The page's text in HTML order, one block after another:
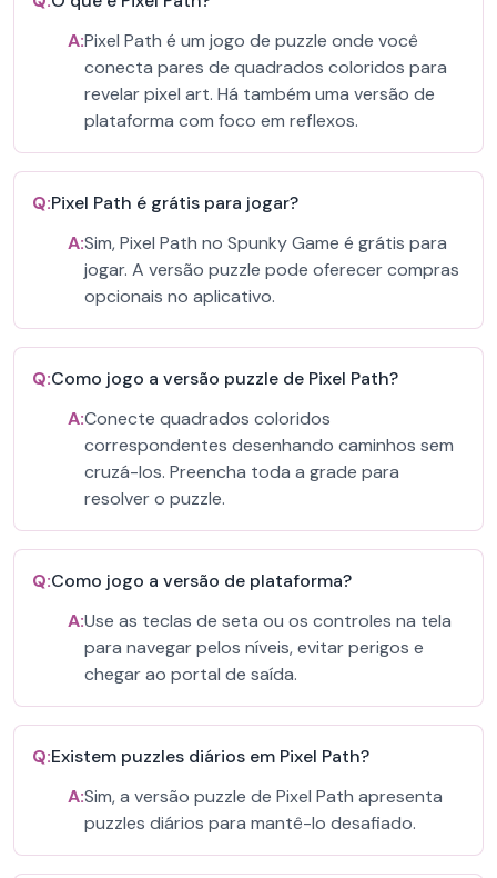
A:Pixel Path é um jogo de puzzle onde você
conecta pares de quadrados coloridos para
revelar pixel art. Há também uma versão de
plataforma com foco em reflexos.
Q:Pixel Path é grátis para jogar?
A:Sim, Pixel Path no Spunky Game é grátis para
jogar. A versão puzzle pode oferecer compras
opcionais no aplicativo.
Q:Como jogo a versão puzzle de Pixel Path?
A:Conecte quadrados coloridos
correspondentes desenhando caminhos sem
cruzá-los. Preencha toda a grade para
resolver o puzzle.
Q:Como jogo a versão de plataforma?
A:Use as teclas de seta ou os controles na tela
para navegar pelos níveis, evitar perigos e
chegar ao portal de saída.
Q:Existem puzzles diários em Pixel Path?
A:Sim, a versão puzzle de Pixel Path apresenta
puzzles diários para mantê-lo desafiado.